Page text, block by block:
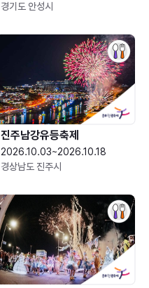
경기도 안성시
진주남강유등축제
2026.10.03~2026.10.18
경상남도 진주시